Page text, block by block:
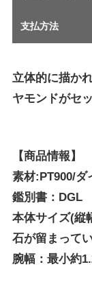
支払方法
立体的に描か
ヤモンドがセ
【商品情報】
素材:PT900/ダ
鑑別書：DGL
本体サイズ(縦
石が留まって
腕幅：最小約